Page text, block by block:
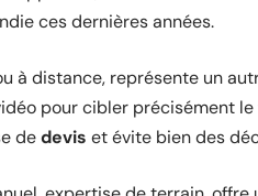
ces dernières années.
à distance, représente un
pour cibler précisément le
dedevis et évite bien des